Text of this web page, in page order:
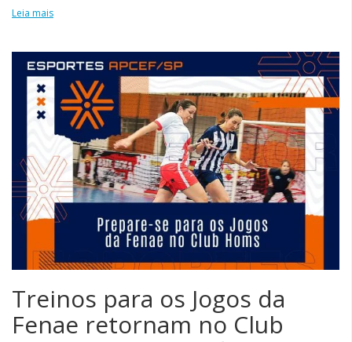
Leia mais
Treinos para os Jogos da
Fenae retornam no Club